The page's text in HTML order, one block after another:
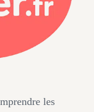
les